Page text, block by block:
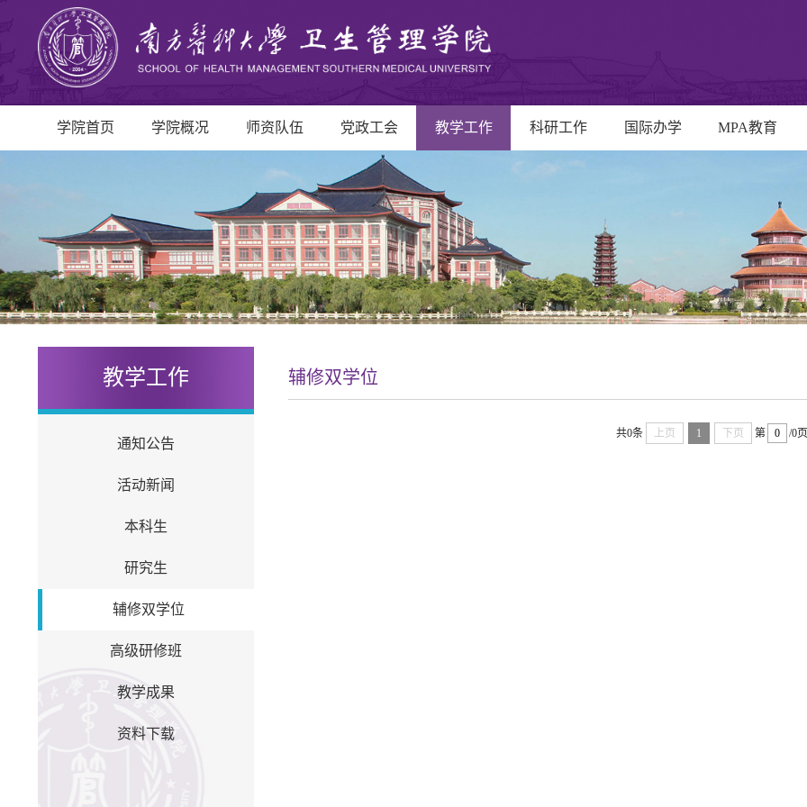
学院首页 学院概况 师资队伍 党政工会 教学工作 科研工作 国际办学 MPA教育
教学工作
通知公告
活动新闻
本科生
研究生
辅修双学位
高级研修班
教学成果
资料下载
辅修双学位
共0条 上页 1 下页 第 /0页